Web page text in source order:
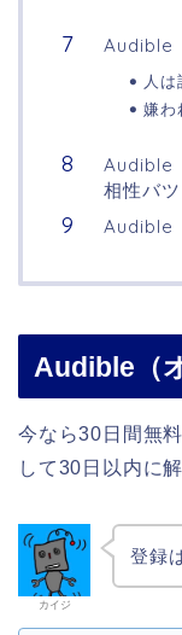
Audible
人
嫌わ
Audible
相性バ
Audible
Audible（
今なら30日間無
して30日以内に
カイジ
登録